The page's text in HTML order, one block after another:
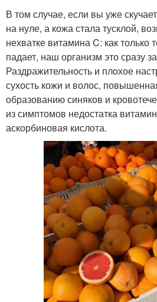
В том случае, если вы уже
на нуле, а кожа стала тусклой,
нехватке витамина C: как только
падает, наш организм это сразу
Раздражительность и плохое
сухость кожи и волос,
образованию синяков и
из симптомов недостатка
аскорбиновая кислота.